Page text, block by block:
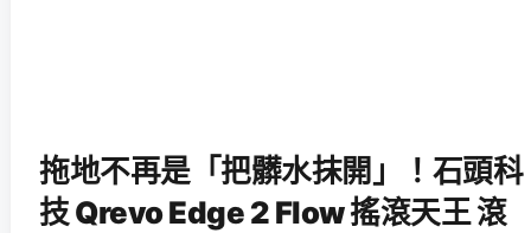
拖地不再是「把髒水抹開」！石頭科
技 Qrevo Edge 2 Flow 搖滾天王 滾